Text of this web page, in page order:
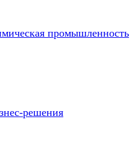
промышленность
решения